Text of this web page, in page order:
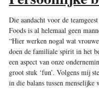
Die aandacht voor de
Foods is al helemaal geen
“Hier werken nogal wat
doen de familiale spirit in het
een aspect van onze
groot stuk ‘fun’. Volgens mij
in die balans tussen menselijke